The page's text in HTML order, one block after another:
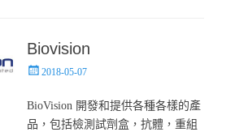
Biovision
Posted2018-05-07
BioVision 開發和提供各種各樣的產
品，包括檢測試劑盒，抗體，重組